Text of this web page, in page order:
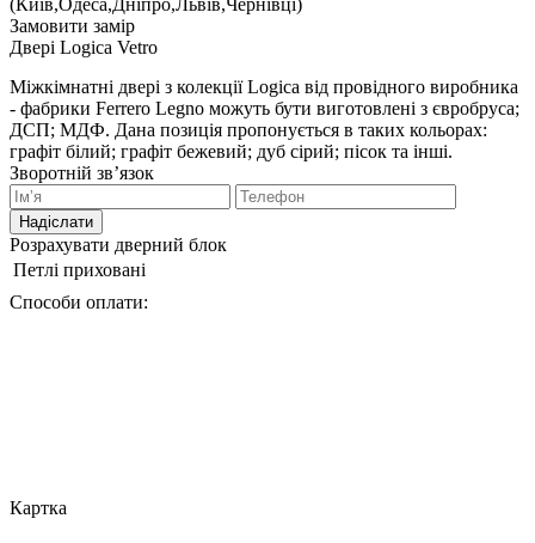
(Київ,Одеса,Дніпро,Львів,Чернівці)
Замовити замір
Двері Logica Vetro
Міжкімнатні двері з колекції Logica від провідного виробника
- фабрики Ferrero Legno можуть бути виготовлені з євробруса;
ДСП; МДФ. Дана позиція пропонується в таких кольорах:
графіт білий; графіт бежевий; дуб сірий; пісок та інші.
Зворотній зв’язок
Надіслати
Розрахувати дверний блок
Петлі приховані
Способи оплати:
Картка